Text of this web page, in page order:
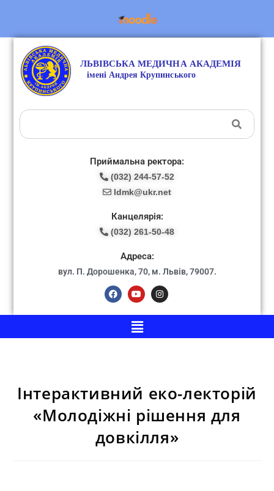
Приймальна ректора:
(032) 244-57-52
ldmk@ukr.net
Канцелярія:
(032) 261-50-48
Адреса:
вул. П. Дорошенка, 70, м. Львів, 79007.
Інтерактивний еко-лекторій
«Молодіжні рішення для
довкілля»